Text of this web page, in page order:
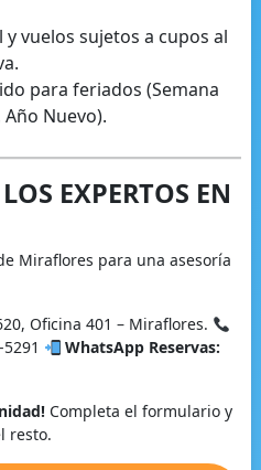
y vuelos sujetos a cupos al
para feriados (Semana
Nuevo).
EXPERTOS EN
Miraflores para una asesoría
Oficina 401 – Miraflores.
WhatsApp Reservas:
Completa el formulario y
resto.